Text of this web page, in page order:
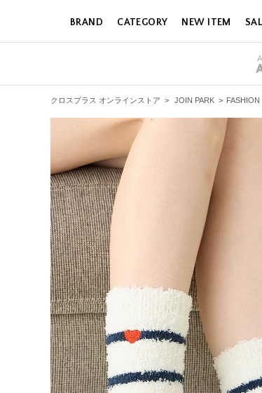
BRAND CATEGORY NEW ITEM
クロスプラス オンラインストア > JOIN PARK > FASHION